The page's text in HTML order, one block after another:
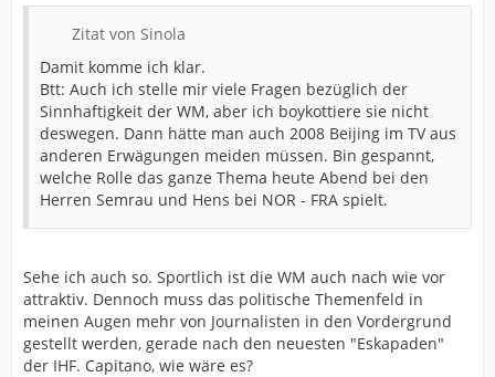
Zitat von Sinola
Damit komme ich klar.
Btt: Auch ich stelle mir viele Fragen bezüglich der
Sinnhaftigkeit der WM, aber ich boykottiere sie nicht
deswegen. Dann hätte man auch 2008 Beijing im TV aus
anderen Erwägungen meiden müssen. Bin gespannt,
welche Rolle das ganze Thema heute Abend bei den
Herren Semrau und Hens bei NOR - FRA spielt.
Sehe ich auch so. Sportlich ist die WM auch nach wie vor
attraktiv. Dennoch muss das politische Themenfeld in
meinen Augen mehr von Journalisten in den Vordergrund
gestellt werden, gerade nach den neuesten "Eskapaden"
der IHF. Capitano, wie wäre es?